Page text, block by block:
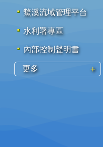
鱉溪流域管理平台
水利署專區
內部控制聲明書
更多